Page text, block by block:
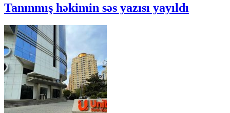
Tanınmış həkimin səs yazısı yayıldı